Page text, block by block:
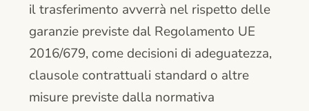
il trasferimento avverrà nel rispetto delle
garanzie previste dal Regolamento UE
2016/679, come decisioni di adeguatezza,
clausole contrattuali standard o altre
misure previste dalla normativa